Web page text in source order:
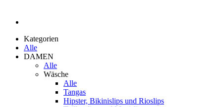
Kategorien
Alle
DAMEN
Alle
Wäsche
Alle
Tangas
Hipster, Bikinislips und Rioslips